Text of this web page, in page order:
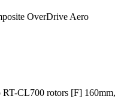
OverDrive Aero
CL700 rotors [F] 160mm,